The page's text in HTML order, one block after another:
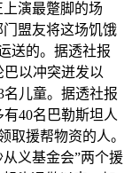
演最蹩脚的场
盟友将这场饥饿
送的。据透社报
以冲突迸发以
名儿童。据透社报
40名巴勒斯坦人
取援帮物资的人。
义基金会”两个援